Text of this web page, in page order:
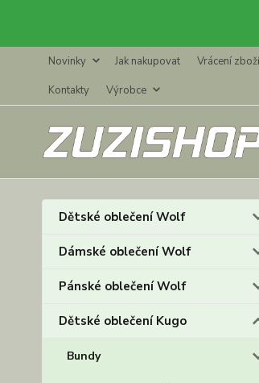
Novinky Jak nakupovat Vrácení zboží
Kontakty
Výrobce
Dětské oblečení Wolf
Dámské oblečení Wolf
Pánské oblečení Wolf
Dětské oblečení Kugo
Bundy